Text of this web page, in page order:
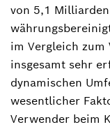
von 5,1
im Vergleich
insgesamt sehr
dynamischen
wesentlicher
Verwender beim